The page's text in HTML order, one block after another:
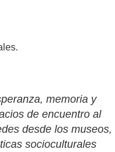
memoria y
de encuentro al
desde los museos,
socioculturales